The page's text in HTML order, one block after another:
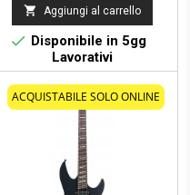
 Aggiungi al carrello
 Disponibile in 5gg
Lavorativi
ACQUISTABILE SOLO ONLINE